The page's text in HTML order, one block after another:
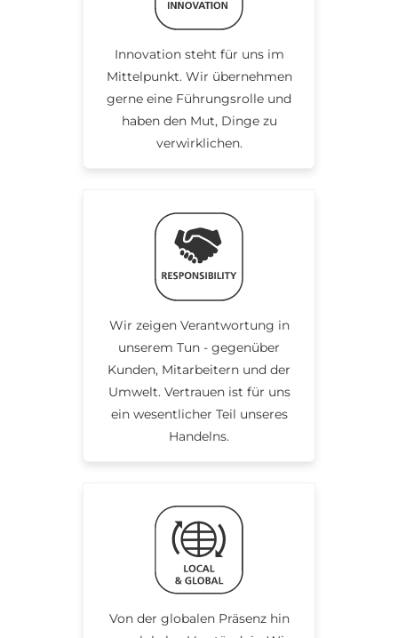
Innovation steht für uns im
Mittelpunkt. Wir übernehmen
gerne eine Führungsrolle und
haben den Mut, Dinge zu
verwirklichen.
Wir zeigen Verantwortung in
unserem Tun - gegenüber
Kunden, Mitarbeitern und der
Umwelt. Vertrauen ist für uns
ein wesentlicher Teil unseres
Handelns.
Von der globalen Präsenz hin